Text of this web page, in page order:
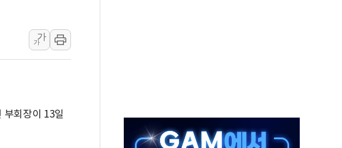
이문아이파크자이 보류지 14가구 나왔다…'국평' 17억원대
샌디스크 매출 전망 기대 못미쳐... 시간외 거래에서 8% 하락
스타벅스, 장애인 치료비 1억 기부
해수부, 신청사 부지 '부산 동구' 낙점…북항 1단계 재개발 부지에 짓는다
디엑스앤브이엑스, 남미 공공기관과 KRNA 계약
가
가
회장이 13일